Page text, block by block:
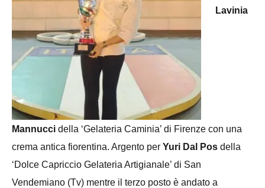
Lavinia
Mannucci della ‘Gelateria Caminia’ di Firenze con una
crema antica fiorentina. Argento per Yuri Dal Pos della
‘Dolce Capriccio Gelateria Artigianale’ di San
Vendemiano (Tv) mentre il terzo posto è andato a